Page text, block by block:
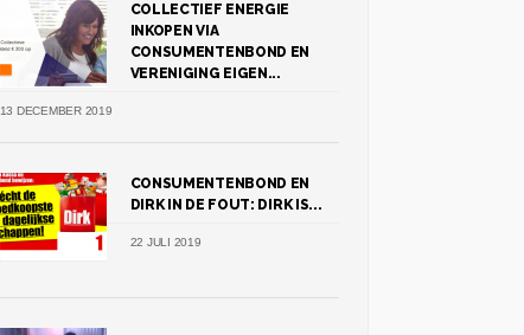
COLLECTIEF ENERGIE
INKOPEN VIA
CONSUMENTENBOND EN
VERENIGING EIGEN...
13 DECEMBER 2019
CONSUMENTENBOND EN
DIRK IN DE FOUT: DIRK IS...
22 JULI 2019